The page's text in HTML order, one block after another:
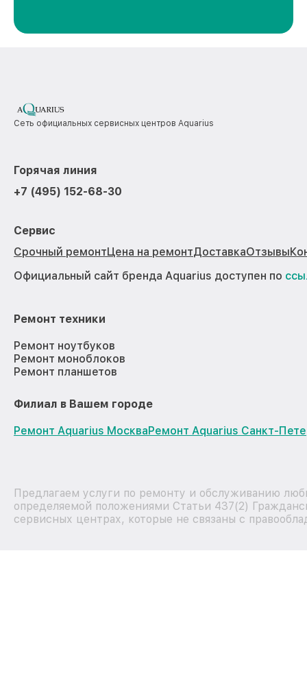
Сеть официальных сервисных центров Aquarius
Горячая линия
+7 (495) 152-68-30
Сервис
Срочный ремонтЦена на ремонтДоставкаОтзывы
Официальный сайт бренда Aquarius доступен по
Ремонт техники
Ремонт ноутбуков
Ремонт моноблоков
Ремонт планшетов
Филиал в Вашем городе
Ремонт Aquarius МоскваРемонт Aquarius Санкт-
Предлагаем услуги по ремонту и обслуживанию
определяемой положениями Статьи 437(2)
сервисных центрах, которые не связаны с